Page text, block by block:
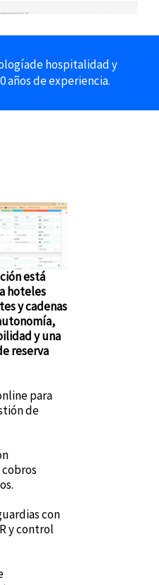
hospitalidad y
años de experiencia.
está
hoteles
y cadenas
y una
reserva
para
de
con
y control